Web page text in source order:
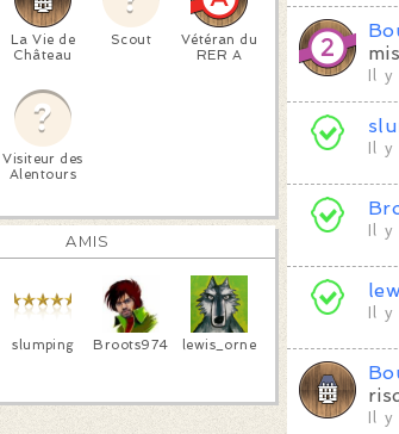
La Vie de
Château
Scout
Vétéran du
RER A
Visiteur des
Alentours
AMIS
slumping Broots974 lewis_orne
Il
Il
Il
Il
Il